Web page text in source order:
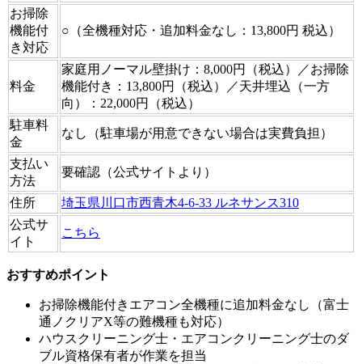
お掃除
機能付
き対応
○（全機種対応・追加料金なし：13,800円 税込）
料金
家庭用ノーマル壁掛け：8,000円（税込）／お掃除
機能付き：13,800円（税込）／天井埋込（一方
向）：22,000円（税込）
駐車料
金
なし（駐車場が用意できない場合は実費負担）
支払い
方法
要確認（公式サイトより）
住所
埼玉県川口市西青木4-6-33 ルネサンス310
公式サ
イト
こちら
おすすめポイント
お掃除機能付きエアコン全機種に追加料金なし（富士
通ノクリアX等の難機種も対応）
ハウスクリーニング士・エアコンクリーニング士のダ
ブル資格保有者が作業を担当